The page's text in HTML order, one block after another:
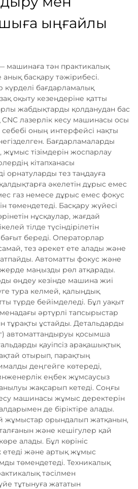
ыңғайлы
машинаға тән практикалық
басқару тәжірибесі.
күрделі бағдарламалық
оқыту кезеңдеріне қатты
жабдықтарды қолданудан бас
лазерлік кесу машинасы осы
оның интерфейсі нақты
Бағдарламаларды
тізімдерін жоспарлау
кітапханасы
орнатуларды тез таңдауға
әкелетін дұрыс емес
газ немесе дұрыс емес фокус
төмендетеді. Басқару жүйесі
нұсқаулар, жағдай
тілде түсіндірілетін
береді. Операторлар
тез әрекет ете алады және
Автоматты фокус және
жерде маңызды рөл атқарады.
өңдеу кезінде машина жиі
тура келмей, қалыңдық
түрде бейімделеді. Бұл уақыт
әртүрлі тапсырыстар
тұрақты ұстайды. Детальдарды
автоматтандыруы қосымша
қауіпсіз арақашықтық
отырып, парақтың
деңгейге көтереді,
еңбек жұмсаусыз
жақсарып кетеді. Соңғы
машинасы жұмыс деректерін
де біріктіре алады.
жұмыстар орындалып жатқанын,
және кешігулер қай
алады. Бұл көрініс
етеді және артық жұмыс
төмендетеді. Техникалық
тәсілмен
тұтынуға жататын